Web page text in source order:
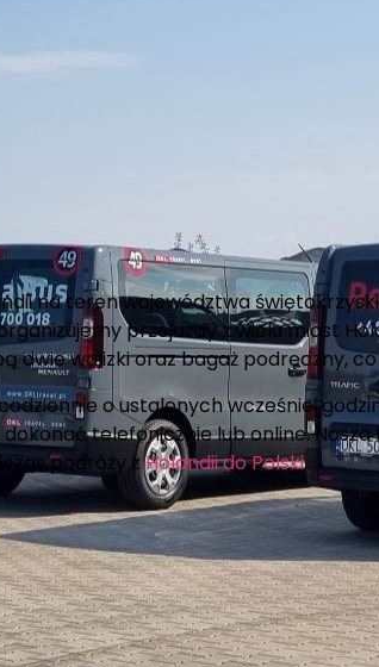
na teren województwa
przejazdy z wielu miast
dwie walizki oraz bagaż podręczny,
o ustalonych wcześniej
telefonicznie lub online.
podróży zHolandii do Polski.